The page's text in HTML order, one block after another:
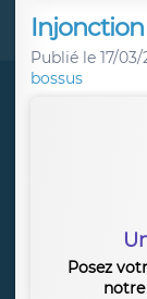
Publié le 17/
bossus
Posez